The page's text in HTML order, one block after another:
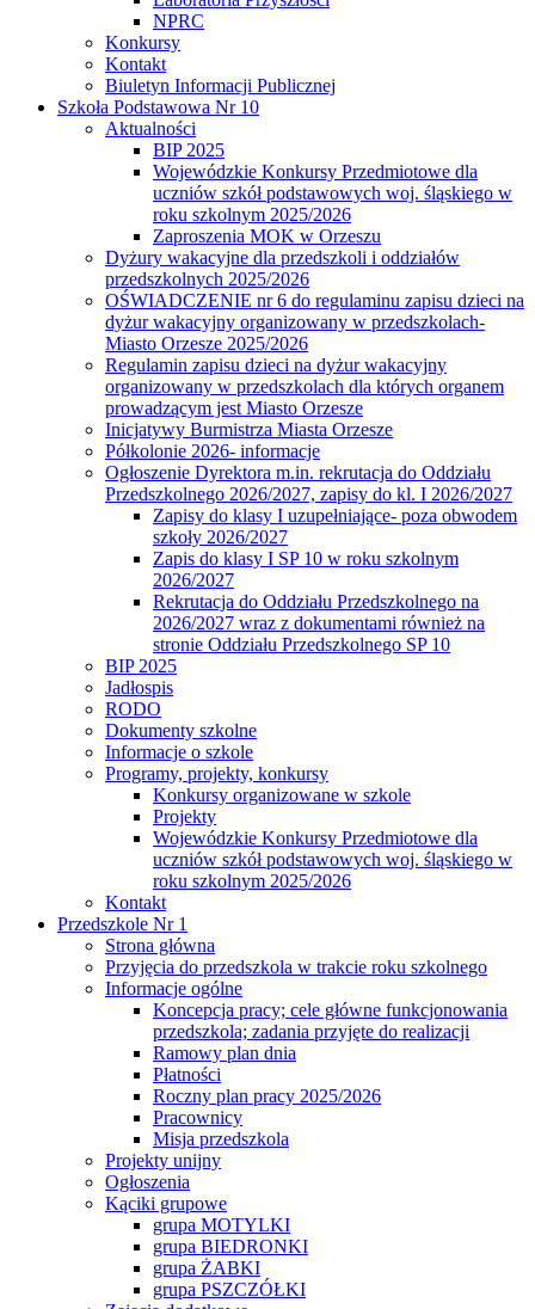
NPRC
Konkursy
Kontakt
Biuletyn Informacji Publicznej
Szkoła Podstawowa Nr 10
Aktualności
BIP 2025
Wojewódzkie Konkursy Przedmiotowe dla
uczniów szkół podstawowych woj. śląskiego w
roku szkolnym 2025/2026
Zaproszenia MOK w Orzeszu
Dyżury wakacyjne dla przedszkoli i oddziałów
przedszkolnych 2025/2026
OŚWIADCZENIE nr 6 do regulaminu zapisu dzieci na
dyżur wakacyjny organizowany w przedszkolach-
Miasto Orzesze 2025/2026
Regulamin zapisu dzieci na dyżur wakacyjny
organizowany w przedszkolach dla których organem
prowadzącym jest Miasto Orzesze
Inicjatywy Burmistrza Miasta Orzesze
Półkolonie 2026- informacje
Ogłoszenie Dyrektora m.in. rekrutacja do Oddziału
Przedszkolnego 2026/2027, zapisy do kl. I 2026/2027
Zapisy do klasy I uzupełniające- poza obwodem
szkoły 2026/2027
Zapis do klasy I SP 10 w roku szkolnym
2026/2027
Rekrutacja do Oddziału Przedszkolnego na
2026/2027 wraz z dokumentami również na
stronie Oddziału Przedszkolnego SP 10
BIP 2025
Jadłospis
RODO
Dokumenty szkolne
Informacje o szkole
Programy, projekty, konkursy
Konkursy organizowane w szkole
Projekty
Wojewódzkie Konkursy Przedmiotowe dla
uczniów szkół podstawowych woj. śląskiego w
roku szkolnym 2025/2026
Kontakt
Przedszkole Nr 1
Strona główna
Przyjęcia do przedszkola w trakcie roku szkolnego
Informacje ogólne
Koncepcja pracy; cele główne funkcjonowania
przedszkola; zadania przyjęte do realizacji
Ramowy plan dnia
Płatności
Roczny plan pracy 2025/2026
Pracownicy
Misja przedszkola
Projekty unijny
Ogłoszenia
Kąciki grupowe
grupa MOTYLKI
grupa BIEDRONKI
grupa ŻABKI
grupa PSZCZÓŁKI